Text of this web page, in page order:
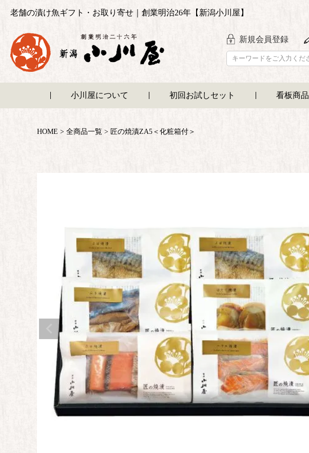
老舗の漬け魚ギフト・お取り寄せ｜創業明治26年【新潟小川屋】
新規会員登録
小川屋について 初回お試しセット 看板商品
HOME 全商品一覧 匠の焼漬ZA5＜化粧箱付＞